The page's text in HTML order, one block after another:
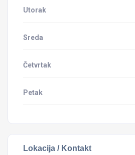
Utorak
Sreda
Četvrtak
Petak
Lokacija / Kontakt